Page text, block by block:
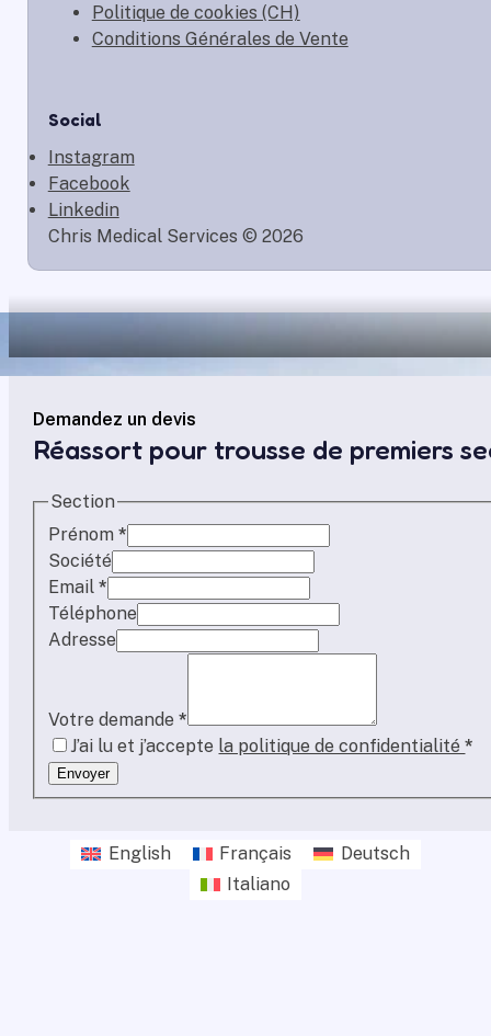
Politique de cookies (CH)
Conditions Générales de Vente
Social
Instagram
Facebook
Linkedin
Chris Medical Services © 2026
Demandez un devis
Réassort pour trousse de premiers
Section
Prénom *
Société
Email *
Téléphone
Adresse
Votre demande *
J’ai lu et j’accepte la politique de confidentialité*
Envoyer
English Français
Deutsch
Italiano